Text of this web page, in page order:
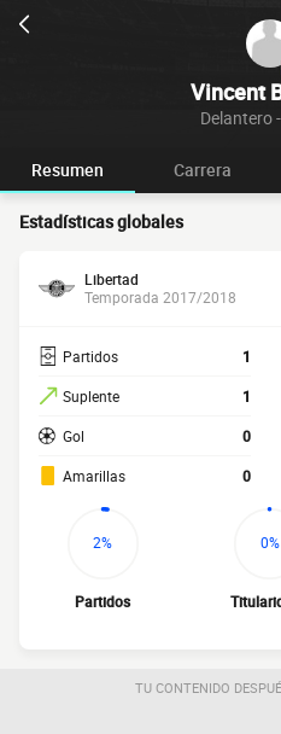
Vincent
Delantero
Resumen Carrera
Estadísticas globales
Libertad
Temporada 2017/2018
Partidos 1
Suplente 1
Gol 0
Amarillas 0
2%
Partidos
0%
TU CONTENIDO